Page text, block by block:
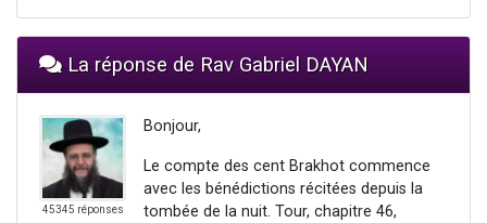
La réponse de Rav Gabriel DAYAN
45345 réponses
Bonjour,
Le compte des cent Brakhot commence
avec les bénédictions récitées depuis la
tombée de la nuit. Tour, chapitre 46,